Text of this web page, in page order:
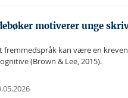
motiverer unge
fremmedspråk kan være en
(Brown & Lee, 2015).